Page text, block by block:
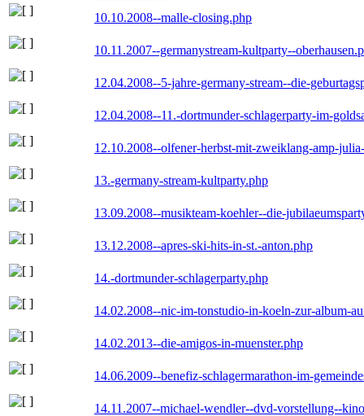
10.10.2008--malle-closing.php
10.11.2007--germanystream-kultparty--
12.04.2008--5-jahre-germany-stream--die-
12.04.2008--11.-dortmunder-schlagerparty-im-
12.10.2008--olfener-herbst-mit-zweiklang-amp-
13.-germany-stream-kultparty.php
13.09.2008--musikteam-koehler--die-
13.12.2008--apres-ski-hits-in-st.-anton.php
14.-dortmunder-schlagerparty.php
14.02.2008--nic-im-tonstudio-in-koeln-zur-album-
14.02.2013--die-amigos-in-muenster.php
14.06.2009--benefiz-schlagermarathon-im-
14.11.2007--michael-wendler--dvd-vorstellung--